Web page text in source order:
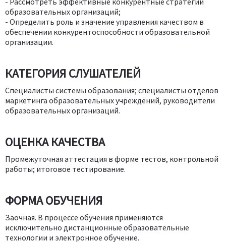
образовательных организаций;
- Определить роль и значение управления качеством в
обеспечении конкурентоспособности образовательной
организации.
КАТЕГОРИЯ СЛУШАТЕЛЕЙ
Специалисты системы образования; специалисты отделов
маркетинга образовательных учреждений, руководители
образовательных организаций.
ОЦЕНКА КАЧЕСТВА
Промежуточная аттестация в форме тестов, контрольной
работы; итоговое тестирование.
ФОРМА ОБУЧЕНИЯ
Заочная. В процессе обучения применяются
исключительно дистанционные образовательные
технологии и электронное обучение.